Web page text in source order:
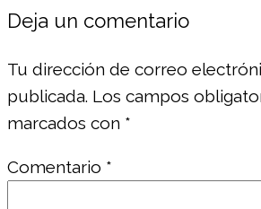
Deja un comentario
Tu dirección de correo
publicada. Los campos
marcados con *
Comentario *